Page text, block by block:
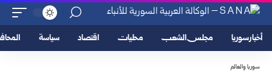
أخبار سوريا مجلس الشعب محليات اقتصاد سياسة
سوريا والعالم